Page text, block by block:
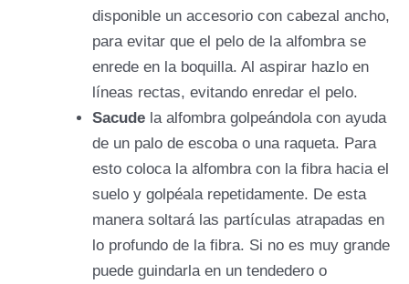
disponible un accesorio con cabezal ancho,
para evitar que el pelo de la alfombra se
enrede en la boquilla. Al aspirar hazlo en
líneas rectas, evitando enredar el pelo.
Sacude la alfombra golpeándola con ayuda
de un palo de escoba o una raqueta. Para
esto coloca la alfombra con la fibra hacia el
suelo y golpéala repetidamente. De esta
manera soltará las partículas atrapadas en
lo profundo de la fibra. Si no es muy grande
puede guindarla en un tendedero o